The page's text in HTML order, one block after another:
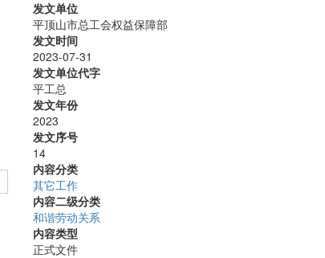
发文单位
平顶山市总工会权益保障部
发文时间
2023-07-31
发文单位代字
平工总
发文年份
2023
发文序号
14
内容分类
其它工作
内容二级分类
和谐劳动关系
内容类型
正式文件